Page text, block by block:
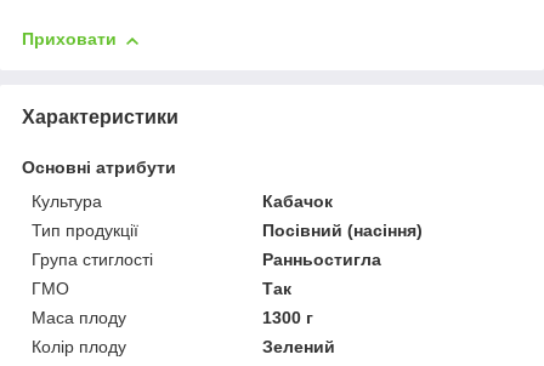
Приховати
Характеристики
Основні атрибути
Культура
Кабачок
Тип продукції
Посівний (насіння)
Група стиглості
Ранньостигла
ГМО
Так
Маса плоду
1300 г
Колір плоду
Зелений